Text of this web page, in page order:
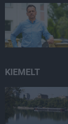
KIEMELT